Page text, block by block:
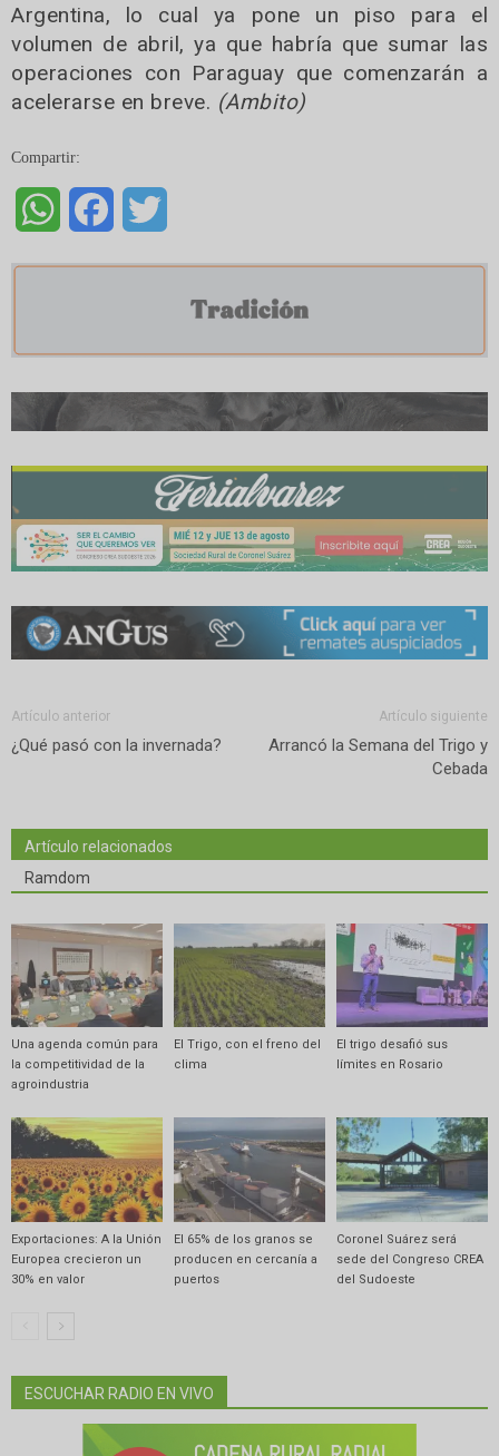
Argentina, lo cual ya pone un piso para el
volumen de abril, ya que habría que sumar las
operaciones con Paraguay que comenzarán a
acelerarse en breve. (Ambito)
Compartir:
WhatsAppFacebook
Artículo anterior
¿Qué pasó con la invernada?
Artículo siguiente
Arrancó la Semana del Trigo y
Cebada
Artículo relacionados
Ramdom
Una agenda común para
la competitividad de la
agroindustria
El Trigo, con el freno del
clima
El trigo desafió sus
límites en Rosario
Exportaciones: A la Unión
Europea crecieron un
30% en valor
El 65% de los granos se
producen en cercanía a
puertos
Coronel Suárez será
sede del Congreso CREA
del Sudoeste
ESCUCHAR RADIO EN VIVO